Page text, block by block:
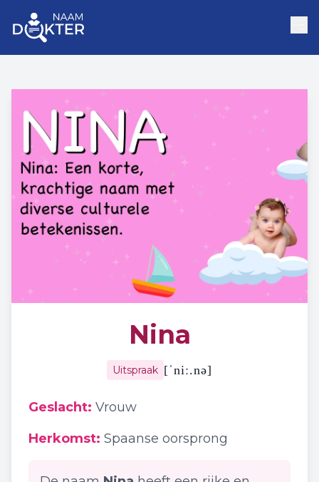
Nina
Uitspraak [ˈniː.nə]
Geslacht: Vrouw
Herkomst: Spaanse oorsprong